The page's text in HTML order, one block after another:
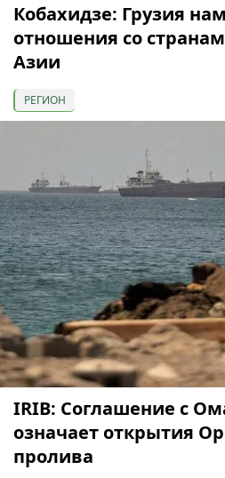
Кобахидзе: Грузия
отношения со
Азии
РЕГИОН
IRIB: Соглашение с
означает открытия
пролива